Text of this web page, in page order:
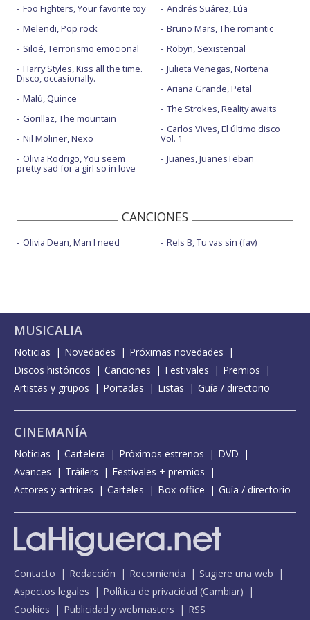
Foo Fighters, Your favorite toy
Melendi, Pop rock
Siloé, Terrorismo emocional
Harry Styles, Kiss all the time.
Disco, occasionally.
Malú, Quince
Gorillaz, The mountain
Nil Moliner, Nexo
Olivia Rodrigo, You seem
pretty sad for a girl so in love
Andrés Suárez, Lúa
Bruno Mars, The romantic
Robyn, Sexistential
Julieta Venegas, Norteña
Ariana Grande, Petal
The Strokes, Reality awaits
Carlos Vives, El último disco
Vol. 1
Juanes, JuanesTeban
CANCIONES
Olivia Dean, Man I need Rels B, Tu vas sin (fav)
MUSICALIA
Noticias Novedades
Próximas novedades
Discos históricos
Canciones Festivales
Premios
Artistas y grupos
Portadas Listas Guía / directorio
CINEMANÍA
Noticias Cartelera Próximos estrenos
DVD
Avances
Tráilers
Festivales + premios
Actores y actrices
Carteles Box-office Guía / directorio
Contacto Redacción Recomienda
Sugiere una web
Aspectos legales
Política de privacidad (Cambiar)
Cookies
Publicidad y webmasters RSS